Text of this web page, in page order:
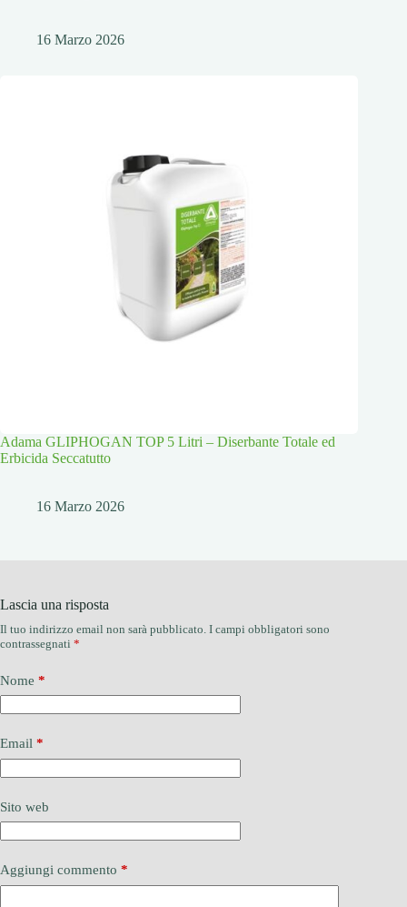
16 Marzo 2026
Adama GLIPHOGAN TOP 5 Litri – Diserbante Totale ed
Erbicida Seccatutto
16 Marzo 2026
Lascia una risposta
Il tuo indirizzo email non sarà pubblicato. I campi obbligatori sono
contrassegnati *
Nome *
Email *
Sito web
Aggiungi commento *